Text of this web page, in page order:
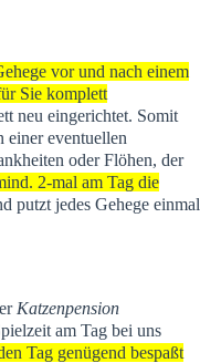
vor und nach einem
Sie komplett
neu eingerichtet. Somit
einer eventuellen
oder Flöhen, der
2-mal am Tag die
putzt jedes Gehege einmal
Katzenpension
am Tag bei uns
Tag genügend bespaßt